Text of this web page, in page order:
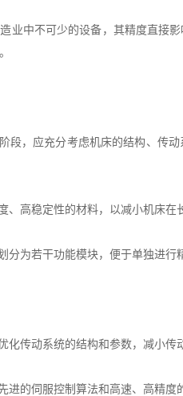
中不可少的设备，其精度直接影
，应充分考虑机床的结构、传动
高稳定性的材料，以减小机床在
为若干功能模块，便于单独进行
传动系统的结构和参数，减小传
的伺服控制算法和高速、高精度